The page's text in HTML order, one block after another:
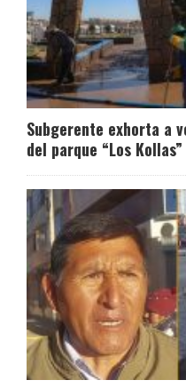
Subgerente exhorta a
del parque “Los Kollas”